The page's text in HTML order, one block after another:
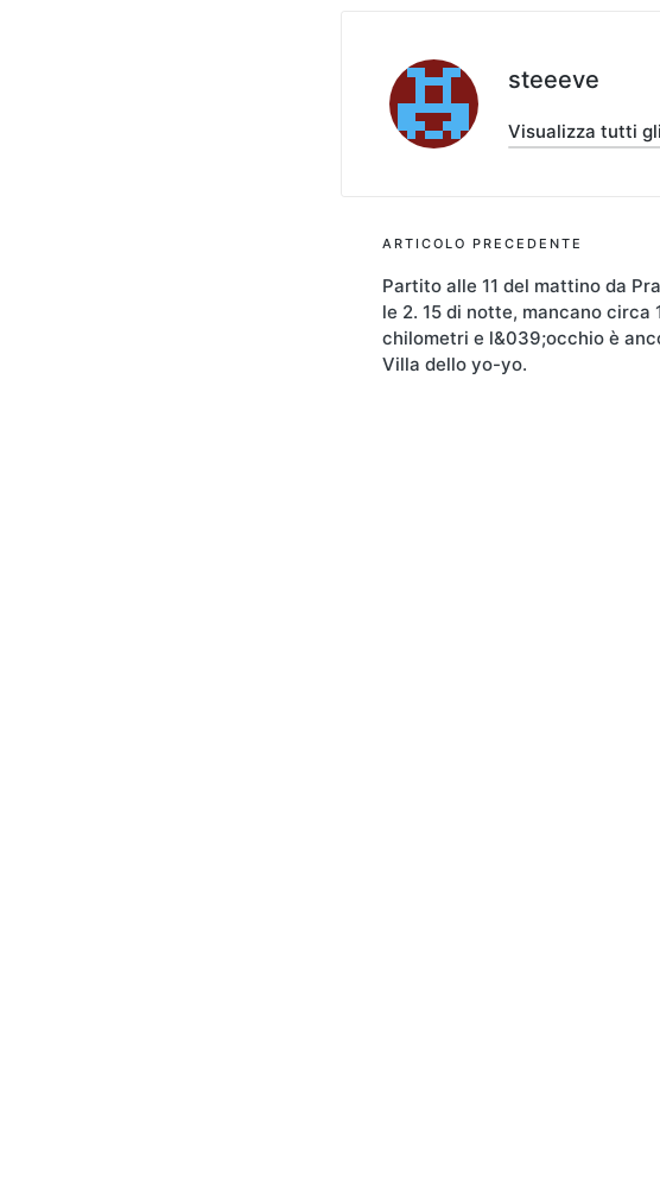
steeeve
Visualizza tutti
Navigazione
articoli
ARTICOLO PRECEDENTE
Partito alle 11 del mattino da
le 2. 15 di notte, mancano circa
chilometri e l&039;occhio è
Villa dello yo-yo.